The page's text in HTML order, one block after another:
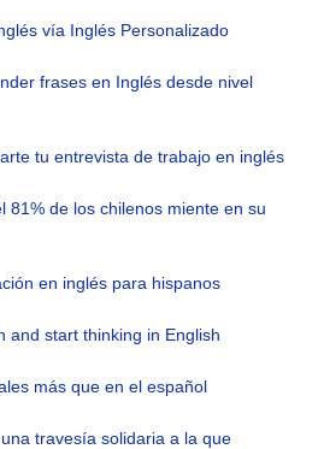
vía Inglés Personalizado
frases en Inglés desde nivel
tu entrevista de trabajo en inglés
81% de los chilenos miente en su
en inglés para hispanos
and start thinking in English
más que en el español
travesía solidaria a la que